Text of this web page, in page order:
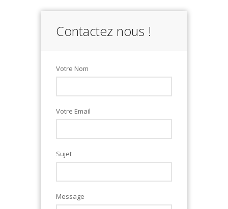
Contactez nous !
Votre Nom
Votre Email
Sujet
Message